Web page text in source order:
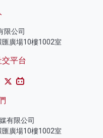
限公司
廣場10樓1002室
平台
有限公司
廣場10樓1002室